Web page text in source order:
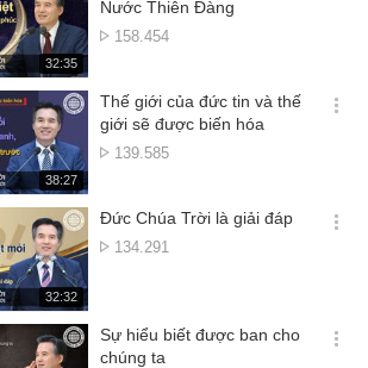
재
생
간
32:35
Nước Thiên Đàng
Lượt
158.454
재
생
시
간
38:27
Thế giới của đức tin và thế
giới sẽ được biến hóa
Lượt
139.585
옵
재
생
간
32:32
Đức Chúa Trời là giải đáp
Lượt
134.291
옵
Sự hiểu biết được ban cho
chúng ta
옵